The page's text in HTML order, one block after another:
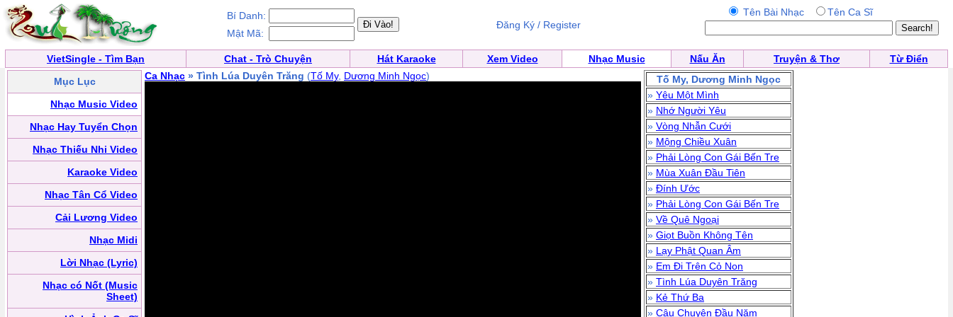
Bí Danh:
Mật Mã:
Đăng Ký / Register
Tên Bài Nhạc Tên Ca Sĩ
VietSingle - Tìm Bạn Chat - Trò Chuyện Hát Karaoke Xem Video Nhạc Music Nấu Ăn Truyện & Thơ
Từ Điển
Mục Lục
Nhạc Music Video
Nhạc Hay Tuyển Chọn
Nhạc Thiếu Nhi Video
Karaoke Video
Nhạc Tân Cổ Video
Cải Lương Video
Nhạc Midi
Lời Nhạc (Lyric)
Nhạc có Nốt (Music
Sheet)
Ca Nhạc » Tình Lúa Duyên Trăng (Tố My, Dương Minh Ngọc)
Tố My, Dương Minh Ngọc
» Yêu Một Mình
» Nhớ Người Yêu
» Vòng Nhẫn Cưới
» Mộng Chiều Xuân
» Phải Lòng Con Gái Bến Tre
» Mùa Xuân Đầu Tiên
» Đính Ước
» Phải Lòng Con Gái Bến Tre
» Về Quê Ngoại
» Giọt Buồn Không Tên
» Lạy Phật Quan Âm
» Em Đi Trên Cỏ Non
» Tình Lúa Duyên Trăng
» Kẻ Thứ Ba
» Câu Chuyện Đầu Năm